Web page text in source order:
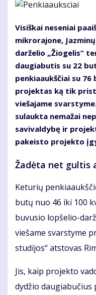
Visiškai neseniai
mikrorajone,
darželio „Žiogelis“
daugiabutis su 22
penkiaaukščiai su
projektas ką tik
viešajame
sulaukta nemažai
savivaldybę ir
pakeisto projekto
Žadėta net gultis
Keturių
butų nuo 46 iki 100
buvusio lopšelio-
viešame svarstyme
studijos“ atstovas
Jis, kaip projekto
dydžio